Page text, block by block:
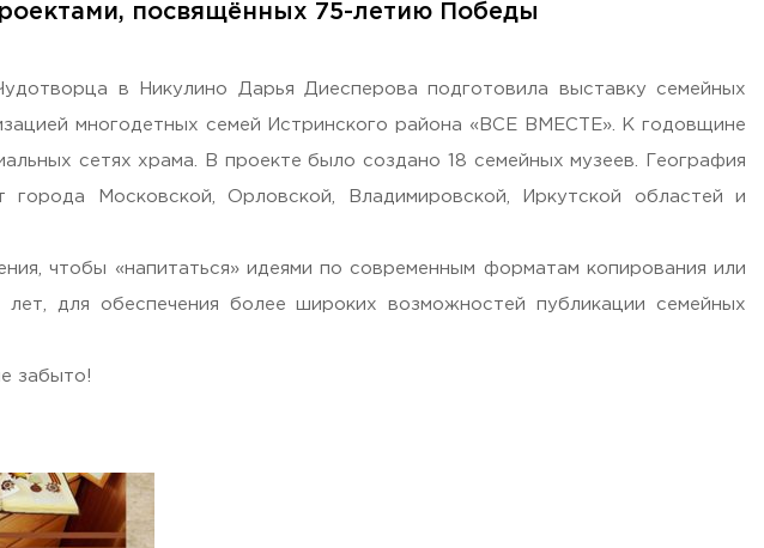
посвящённых 75-летию Победы
в Никулино Дарья Диесперова подготовила выставку семейных
многодетных семей Истринского района «ВСЕ ВМЕСТЕ». К годовщине
сетях храма. В проекте было создано 18 семейных музеев. География
Московской, Орловской, Владимировской, Иркутской областей и
чтобы «напитаться» идеями по современным форматам копирования или
для обеспечения более широких возможностей публикации семейных
забыто!